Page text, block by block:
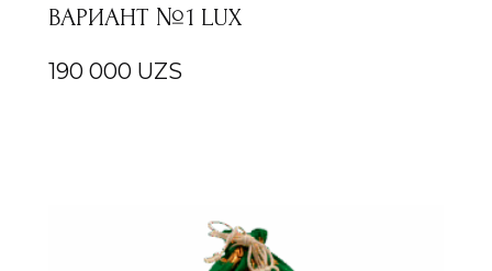
ВАРИАНТ №1 LUX
190 000 UZS